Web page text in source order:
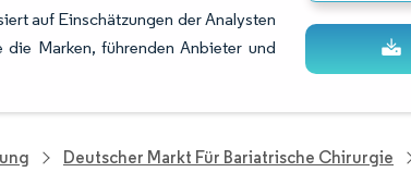
auf Einschätzungen der Analysten
Marken, führenden Anbieter und
Deutscher Markt Für Bariatrische Chirurgie